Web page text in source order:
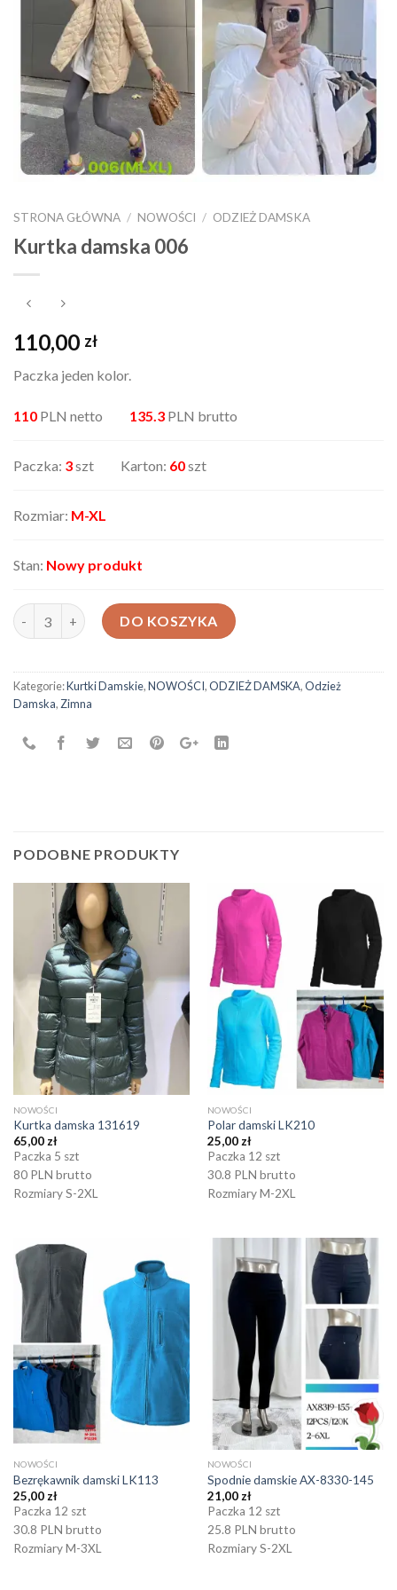
STRONA GŁÓWNA / NOWOŚCI / ODZIEŻ DAMSKA
Kurtka damska 006
110,00 zł
Paczka jeden kolor.
110 PLN netto 135.3 PLN brutto
Paczka: 3szt Karton: 60szt
Rozmiar: M-XL
Stan: Nowy produkt
ilość Kurtka damska 006DO KOSZYKA
Kategorie:Kurtki Damskie,NOWOŚCI,ODZIEŻ DAMSKA,Odzież
Damska, Zimna
PODOBNE PRODUKTY
NOWOŚCI
Kurtka damska 131619
65,00zł
Paczka 5 szt
80 PLN brutto
Rozmiary S-2XL
NOWOŚCI
Polar damski LK210
25,00zł
Paczka 12 szt
30.8 PLN brutto
Rozmiary M-2XL
NOWOŚCI
Bezrękawnik damski LK113
25,00 zł
Paczka 12 szt
30.8 PLN brutto
Rozmiary M-3XL
NOWOŚCI
Spodnie damskie AX-8330-145
21,00 zł
Paczka 12 szt
25.8 PLN brutto
Rozmiary S-2XL